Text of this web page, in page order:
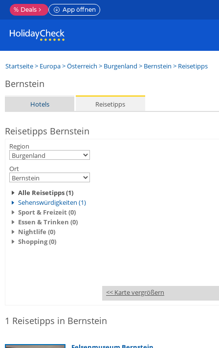
% Deals App öffnen
Startseite> Europa>Österreich > Burgenland > Bernstein > Reisetipps
Bernstein
Hotels Reisetipps
Reisetipps Bernstein
Region
Ort
Alle Reisetipps (1)
Sehenswürdigkeiten (1)
Sport & Freizeit (0)
Essen & Trinken (0)
Nightlife (0)
Shopping (0)
<< Karte vergrößern
1 Reisetipps in Bernstein